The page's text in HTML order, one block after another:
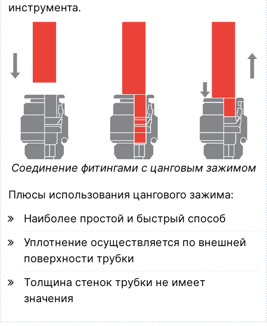
инструмента.
Соединение фитингами с цанговым зажимом
Плюсы использования цангового зажима:
Наиболее простой и быстрый способ
Уплотнение осуществляется по внешней
поверхности трубки
Толщина стенок трубки не имеет
значения